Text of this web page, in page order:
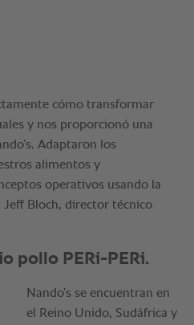
cómo transformar
y nos proporcionó una
Adaptaron los
alimentos y
operativos usando la
Jeff Bloch, director técnico